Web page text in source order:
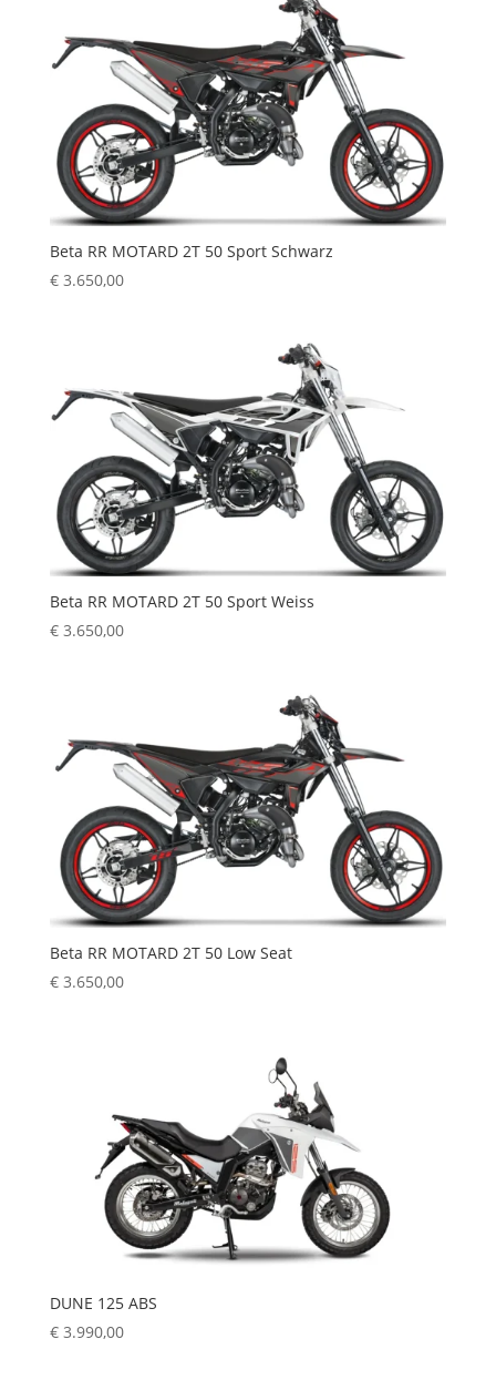
Beta RR MOTARD 2T 50 Sport Schwarz
€3.650,00
Beta RR MOTARD 2T 50 Sport Weiss
€3.650,00
Beta RR MOTARD 2T 50 Low Seat
€3.650,00
DUNE 125 ABS
€3.990,00